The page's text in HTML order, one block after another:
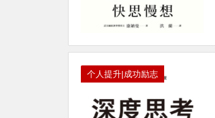
个人提升|成功励志